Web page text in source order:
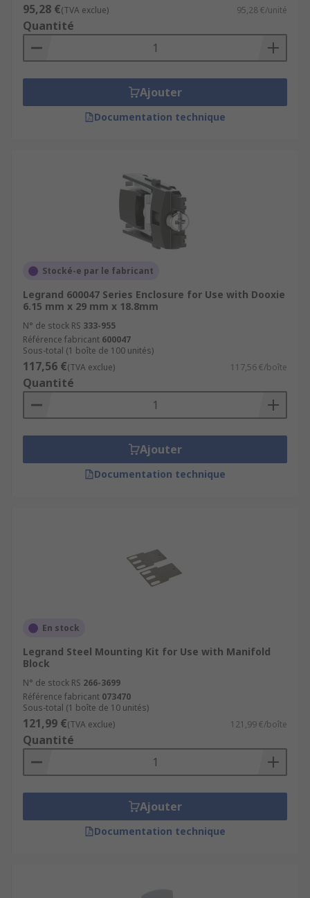
95,28 €(TVA exclue) 95,28 €/unité
Quantité
Ajouter
Documentation technique
Stocké-e par le fabricant
Legrand 600047 Series Enclosure for Use with Dooxie
6.15 mm x 29 mm x 18.8mm
N° de stock RS 333-955
Référence fabricant 600047
Sous-total (1 boîte de 100 unités)
117,56 €(TVA exclue) 117,56 €/boîte
Quantité
Ajouter
Documentation technique
En stock
Legrand Steel Mounting Kit for Use with Manifold
Block
N° de stock RS 266-3699
Référence fabricant 073470
Sous-total (1 boîte de 10 unités)
121,99 €(TVA exclue) 121,99 €/boîte
Quantité
Ajouter
Documentation technique